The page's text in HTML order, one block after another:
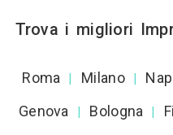
Trova i migliori
Roma | Milano |
Genova | Bologna |